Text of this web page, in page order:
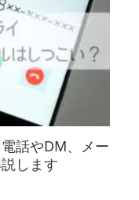
話やDM、メー
します